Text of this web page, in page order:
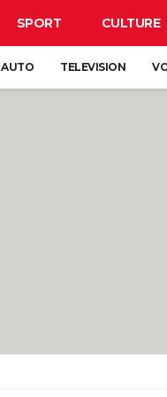
SPORT CULTURE
AUTO TELEVISION